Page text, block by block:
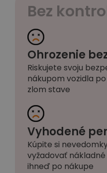
Bez
Ohrozenie
Riskujete svoju
nákupom vozidla
zlom stave
Vyhodené
Kúpite si
vyžadovať
ihneď po nákupe